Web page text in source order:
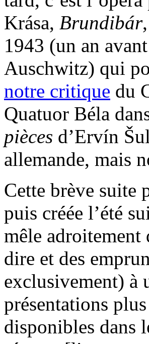
Krása, Brundibár
1943 (un an
Auschwitz) qui
notre critique du
Quatuor Béla
pièces d’Ervín
allemande, mais
Cette brève suite
puis créée l’été
mêle adroitement
dire et des
exclusivement) à
présentations
disponibles dans